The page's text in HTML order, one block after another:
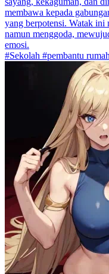
membawa kepada
yang berpotensi. Watak
namun menggoda,
emosi.
#Sekolah #pembantu